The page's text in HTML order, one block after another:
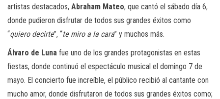
artistas destacados, Abraham Mateo, que cantó el sábado día 6,
donde pudieron disfrutar de todos sus grandes éxitos como
“quiero decirte”, “te miro a la cara” y muchos más.
Álvaro de Luna fue uno de los grandes protagonistas en estas
fiestas, donde continuó el espectáculo musical el domingo 7 de
mayo. El concierto fue increíble, el público recibió al cantante con
mucho amor, donde disfrutaron de todos sus grandes éxitos como;